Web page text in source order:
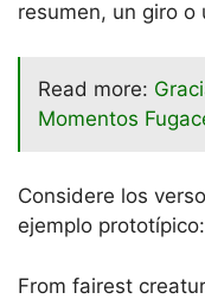
resumen, un giro
Read more:
Momentos
Considere los
ejemplo prototípico:
From fairest